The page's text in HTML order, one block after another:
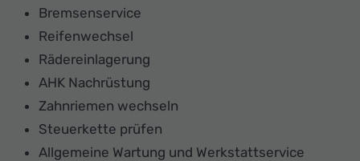
Bremsenservice
Reifenwechsel
Rädereinlagerung
AHK Nachrüstung
Zahnriemen wechseln
Steuerkette prüfen
Allgemeine Wartung und Werkstattservice